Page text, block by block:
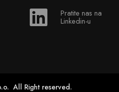
Pratite nas na
Linkedin-u
All Right reserved.